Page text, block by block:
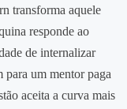
transforma aquele
responde ao
de internalizar
para um mentor paga
aceita a curva mais